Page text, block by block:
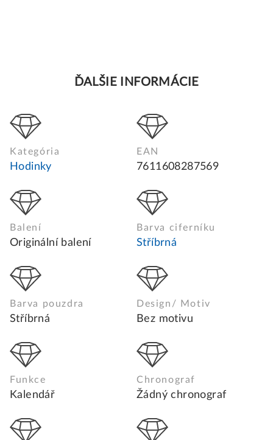
ĎALŠIE INFORMÁCIE
Kategória
Hodinky
EAN
7611608287569
Balení
Originální balení
Barva ciferníku
Stříbrná
Barva pouzdra
Stříbrná
Design/ Motiv
Bez motivu
Funkce
Kalendář
Chronograf
Žádný chronograf